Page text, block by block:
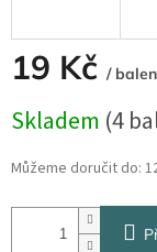
19 Kč /
cena:
Skladem (4
Můžeme doručit do: